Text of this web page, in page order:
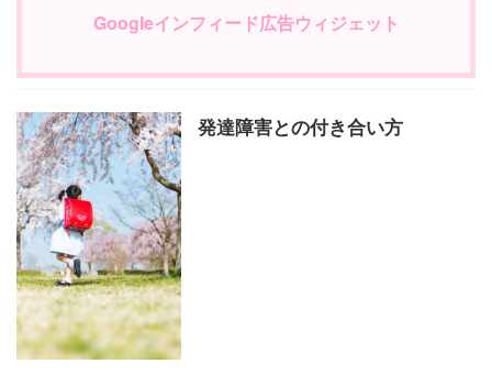
Googleインフィード広告ウィジェット
発達障害との付き合い方